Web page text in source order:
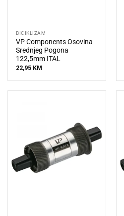
BICIKLIZAM
VP Components Osovina
Srednjeg Pogona
122,5mm ITAL
22,95 KM